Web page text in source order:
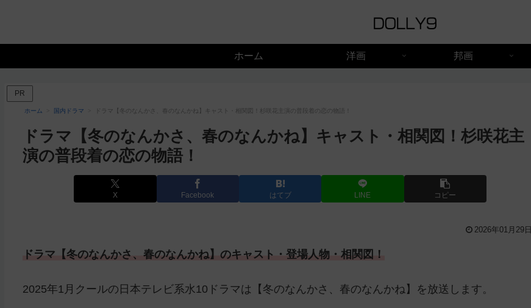
ホーム 洋画 邦画
PR
ホーム 国内ドラマ ドラマ【冬のなんかさ、春のなんかね】キャスト・相関図！杉咲花主演の普段着の恋の物語！
ドラマ【冬のなんかさ、春のなんかね】キャスト・相関図！杉咲花主
演の普段着の恋の物語！
X Facebook はてブ LINE コピー
2026年01月29日
ドラマ【冬のなんかさ、春のなんかね】のキャスト・登場人物・相関図！
2025年1月クールの日本テレビ系水10ドラマは【冬のなんかさ、春のなんかね】を放送します。